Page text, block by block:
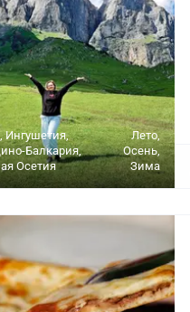
Ингушетия,
Балкария,
Осетия
Лето,
Осень,
Зима